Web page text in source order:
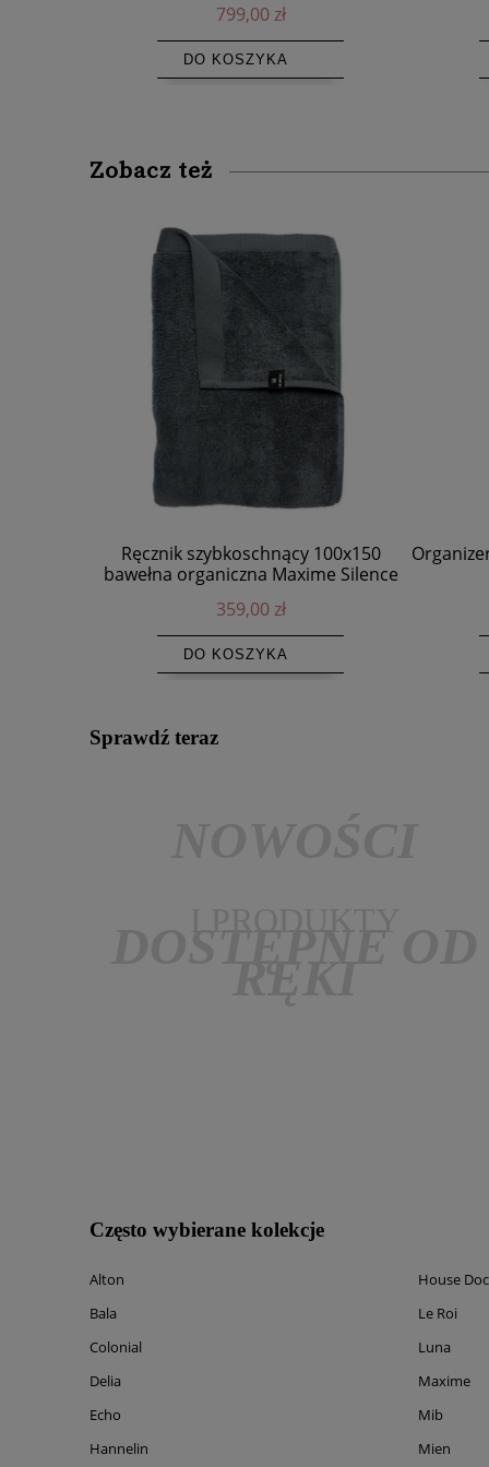
8 255,00 zł
DO KOSZYKA
Zobacz też
Ręcznik szybkoschnący 100x150
bawełna organiczna Maxime Silence
359,00 zł
DO KOSZYKA
Sprawdź teraz
Często wybierane kolekcje
Alton
Bala
Colonial
Delia
Echo
Hannelin
House
Le Roi
Luna
Maxime
Mib
Mien